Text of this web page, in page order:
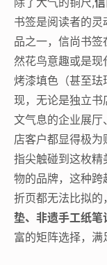
书签是阅读者的
品之一，信尚书
然花鸟意趣或是现
烤漆填色（甚至
现，无论是独立书
文气息的企业展厅
店客户都显得极为
指尖触碰到这枚
物的品牌，这种
折页都无法比拟的
垫、非遗手工纸笔
富的矩阵选择，满